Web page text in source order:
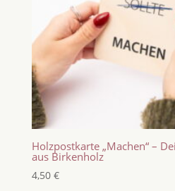
Holzpostkarte „Machen“ –
aus Birkenholz
4,50 €